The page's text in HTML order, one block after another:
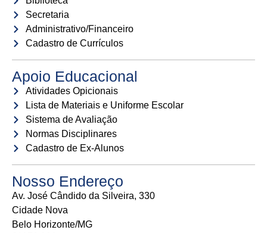
Secretaria
Administrativo/Financeiro
Cadastro de Currículos
Apoio Educacional
Atividades Opicionais
Lista de Materiais e Uniforme Escolar
Sistema de Avaliação
Normas Disciplinares
Cadastro de Ex-Alunos
Nosso Endereço
Av. José Cândido da Silveira, 330
Cidade Nova
Belo Horizonte/MG